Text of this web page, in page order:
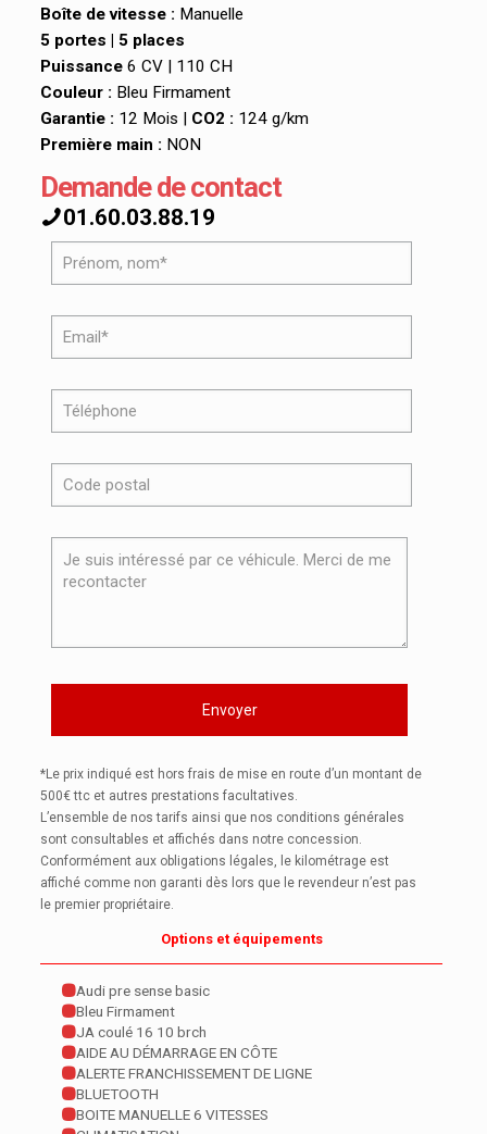
Boîte de vitesse : Manuelle
5 portes | 5 places
Puissance 6 CV | 110 CH
Couleur : Bleu Firmament
Garantie : 12 Mois | CO2 : 124 g/km
Première main : NON
Demande de contact
01.60.03.88.19
*Le prix indiqué est hors frais de mise en route d’un montant de
500€ ttc et autres prestations facultatives.
L’ensemble de nos tarifs ainsi que nos conditions générales
sont consultables et affichés dans notre concession.
Conformément aux obligations légales, le kilométrage est
affiché comme non garanti dès lors que le revendeur n’est pas
le premier propriétaire.
Options et équipements
Audi pre sense basic
Bleu Firmament
JA coulé 16 10 brch
AIDE AU DÉMARRAGE EN CÔTE
ALERTE FRANCHISSEMENT DE LIGNE
BLUETOOTH
BOITE MANUELLE 6 VITESSES